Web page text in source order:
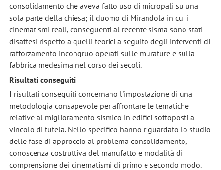
consolidamento che aveva fatto uso di micropali su una
sola parte della chiesa; il duomo di Mirandola in cui i
cinematismi reali, conseguenti al recente sisma sono stati
disattesi rispetto a quelli teorici a seguito degli interventi di
rafforzamento incongruo operati sulle murature e sulla
fabbrica medesima nel corso dei secoli.
Risultati conseguiti
I risultati conseguiti concernano l'impostazione di una
metodologia consapevole per affrontare le tematiche
relative al miglioramento sismico in edifici sottoposti a
vincolo di tutela. Nello specifico hanno riguardato lo studio
delle fase di approccio al problema consolidamento,
conoscenza costruttiva del manufatto e modalità di
comprensione dei cinematismi di primo e secondo modo.